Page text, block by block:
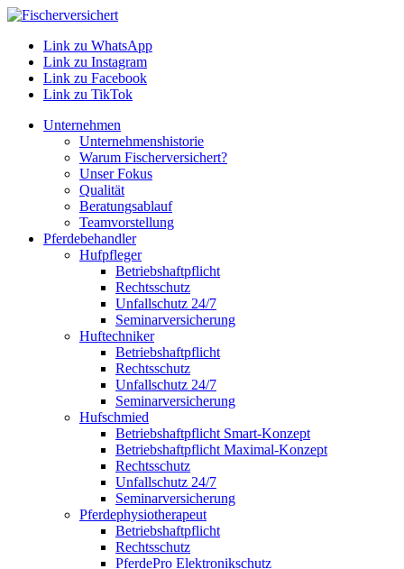
Link zu WhatsApp
Link zu Instagram
Link zu Facebook
Link zu TikTok
Unternehmen
Unternehmenshistorie
Warum Fischerversichert?
Unser Fokus
Qualität
Beratungsablauf
Teamvorstellung
Pferdebehandler
Hufpfleger
Betriebshaftpflicht
Rechtsschutz
Unfallschutz 24/7
Seminarversicherung
Huftechniker
Betriebshaftpflicht
Rechtsschutz
Unfallschutz 24/7
Seminarversicherung
Hufschmied
Betriebshaftpflicht Smart-Konzept
Betriebshaftpflicht Maximal-Konzept
Rechtsschutz
Unfallschutz 24/7
Seminarversicherung
Pferdephysiotherapeut
Betriebshaftpflicht
Rechtsschutz
PferdePro Elektronikschutz